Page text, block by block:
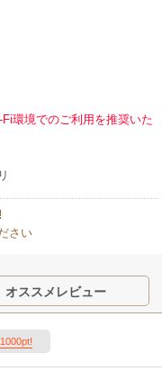
環境でのご利用を推奨いた
さい
オススメレビュー